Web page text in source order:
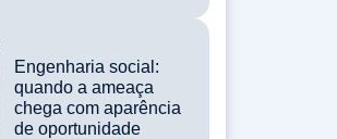
Engenharia social:
quando a ameaça
chega com aparência
de oportunidade